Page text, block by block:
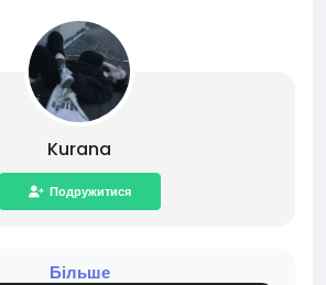
Kurana
Подружитися
Більше